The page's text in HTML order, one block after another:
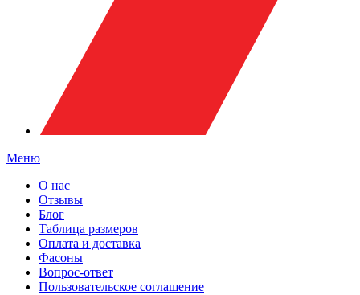
Меню
О нас
Отзывы
Блог
Таблица размеров
Оплата и доставка
Фасоны
Вопрос-ответ
Пользовательское соглашение